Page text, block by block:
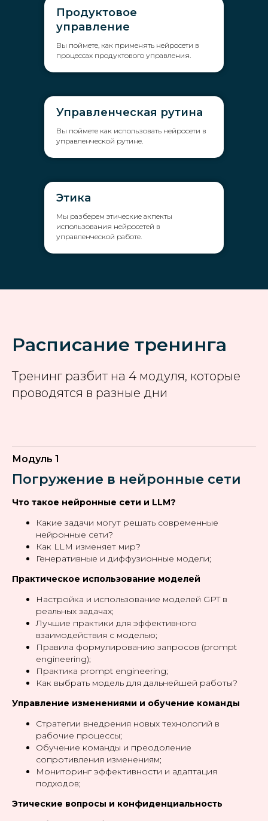
Продуктовое
управление
Вы поймете, как применять нейросети в
процессах продуктового управления.
Управленческая рутина
Вы поймете как использовать нейросети в
управленческой рутине.
Этика
Мы разберем этические акпекты
использования нейросетей в
управленческой работе.
Расписание тренинга
Тренинг разбит на 4 модуля, которые
проводятся в разные дни
Модуль 1
Погружение в нейронные сети
Что такое нейронные сети и LLM?
Какие задачи могут решать современные
нейронные сети?
Как LLM изменяет мир?
Генеративные и диффузионные модели;
Практическое использование моделей
Настройка и использование моделей GPT в
реальных задачах;
Лучшие практики для эффективного
взаимодействия с моделью;
Правила формулированию запросов (prompt
engineering);
Практика prompt engineering;
Как выбрать модель для дальнейшей работы?
Управление изменениями и обучение команды
Стратегии внедрения новых технологий в
рабочие процессы;
Обучение команды и преодоление
сопротивления изменениям;
Мониторинг эффективности и адаптация
подходов;
Этические вопросы и конфиденциальность